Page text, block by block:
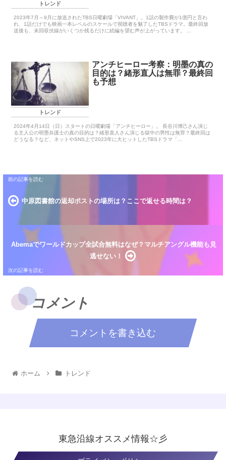
トレンド
2023年7月～9月に放送されたTBS日曜劇場「VIVANT」。1話の製作費が1億円と言わ
れ、1話だけでも映画一本レベルのスケールで視聴者を魅了したTBSドラマ。最終回放
送後も、未回収伏線がいくつか残るだけに続編を望む声が上がっています。 ...
トレンド
アンチヒーロー考察：明墨の真の
目的は？緒形直人は無罪？最終回
も予想
2024年4月14日（日）スタートの日曜劇場「アンチヒーロー」。 長谷川博己さん演じ
る主人公の明墨弁護士の真の目的は？緒形直人さん演じる獄中の男性は無罪？最終回は
どうなる？など、ネットやSNS上で2023年に大ヒットしたTBSドラマ「...
中原図書館の返却ポストの場所は？ここで返せる時間は？
Abemaでワールドカップ全試合無料はなぜ？マルチアングル機能も見
逃せない！
コメント
コメントを書き込む
ホーム トレンド
東急沿線オススメ情報☆彡